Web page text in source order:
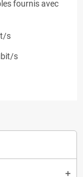
add
fournis avec
s
s